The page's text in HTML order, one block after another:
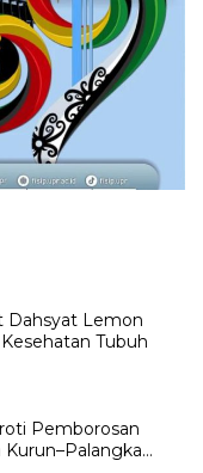
Dahsyat Lemon
Tubuh
Pemborosan
Kurun–Palangka